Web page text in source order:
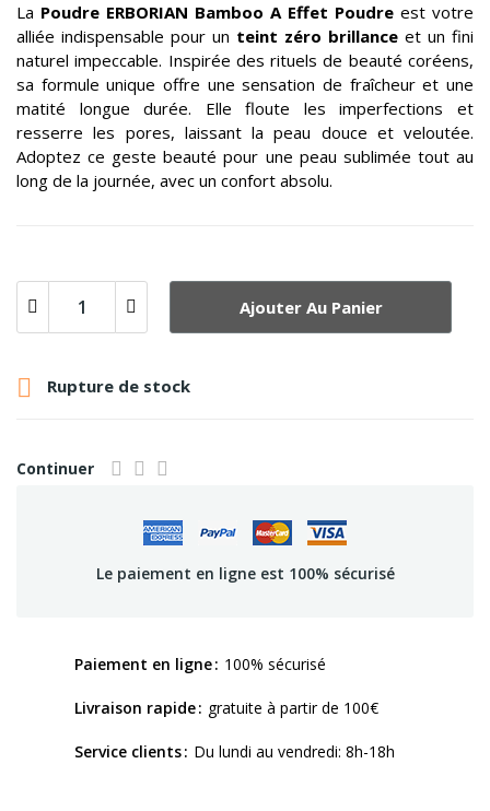
La Poudre ERBORIAN Bamboo A Effet Poudre est votre
alliée indispensable pour un teint zéro brillance et un fini
naturel impeccable. Inspirée des rituels de beauté coréens,
sa formule unique offre une sensation de fraîcheur et une
matité longue durée. Elle floute les imperfections et
resserre les pores, laissant la peau douce et veloutée.
Adoptez ce geste beauté pour une peau sublimée tout au
long de la journée, avec un confort absolu.
Ajouter Au Panier
 Rupture de stock
Continuer
Le paiement en ligne est 100% sécurisé
Paiement en ligne 100% sécurisé
Livraison rapide gratuite à partir de 100€
Service clients Du lundi au vendredi: 8h-18h